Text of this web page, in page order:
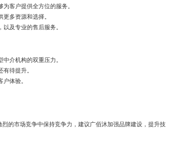
客户提供全方位的服务。
多资源和选择。
及专业的售后服务。
介机构的双重压力。
待提升。
体验。
的市场竞争中保持竞争力，建议广佰沐加强品牌建设，提升技